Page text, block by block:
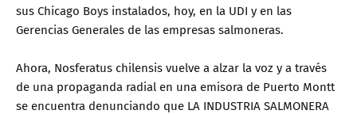
sus Chicago Boys instalados, hoy, en la UDI y en las
Gerencias Generales de las empresas salmoneras.
Ahora, Nosferatus chilensis vuelve a alzar la voz y a través
de una propaganda radial en una emisora de Puerto Montt
se encuentra denunciando que LA INDUSTRIA SALMONERA